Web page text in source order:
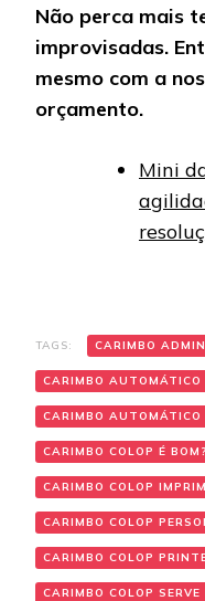
Não perca mais
improvisadas.
mesmo com a
orçamento.
Mini
TAGS: CARIMBO
CARIMBO AUTOMÁTICO
CARIMBO AUTOMÁTICO
CARIMBO COLOP É BOM?
CARIMBO COLOP
CARIMBO COLOP
CARIMBO COLOP
CARIMBO COLOP